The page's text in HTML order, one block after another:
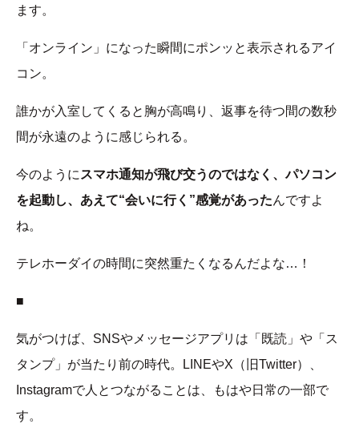
ます。
「オンライン」になった瞬間にポンッと表示されるアイ
コン。
誰かが入室してくると胸が高鳴り、返事を待つ間の数秒
間が永遠のように感じられる。
今のように スマホ通知が飛び交うのではなく、パソコン
を起動し、あえて“会いに行く”感覚があったんですよ
ね。
テレホーダイの時間に突然重たくなるんだよな…！
■
気がつけば、SNSやメッセージアプリは「既読」や「ス
タンプ」が当たり前の時代。LINEやX（旧Twitter）、
Instagramで人とつながることは、もはや日常の一部で
す。